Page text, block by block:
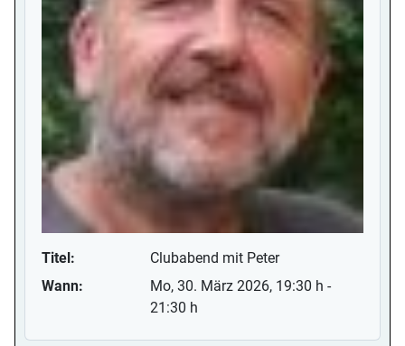
Titel:
Clubabend mit Peter
Wann:
Mo, 30. März 2026, 19:30 h -
21:30 h